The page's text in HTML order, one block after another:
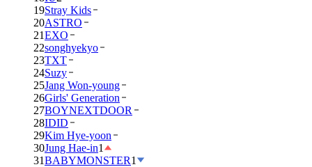
19Stray Kids
20ASTRO
21EXO
22songhyekyo
23TXT
24Suzy
25Jang Won-young
26Girls' Generation
27BOYNEXTDOOR
28IDID
29Kim Hye-yoon
30Jung Hae-in1
31BABYMONSTER1